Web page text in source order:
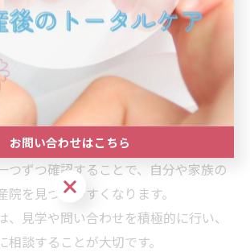
応実績と方針
乳外来の有無
可否やサポート
携体制
車場の利便性
つずつ確認することで、自分や家族の
院を見つけやすくなります。
、見学や問い合わせを積極的に行い、
談することが大切です。
お問い合わせはこちら
お問い合わせはこちら